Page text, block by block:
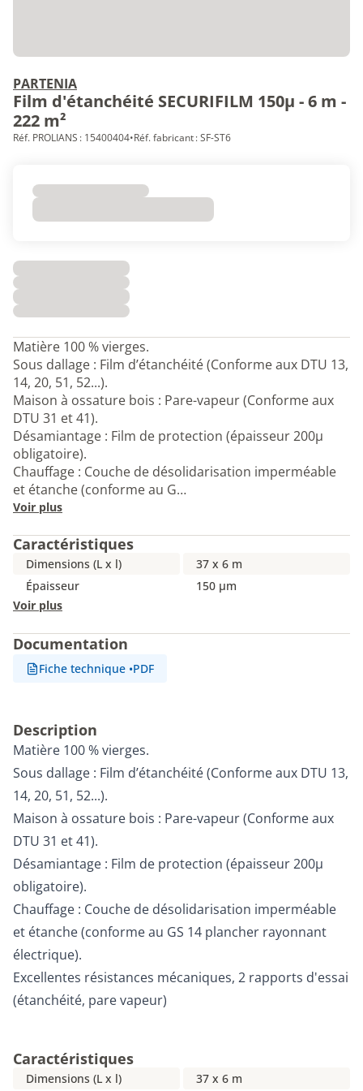
PARTENIA
Film d'étanchéité SECURIFILM 150µ - 6 m -
222 m²
Réf. PROLIANS : 15400404•Réf. fabricant : SF-ST6
Matière 100 % vierges.
Sous dallage : Film d’étanchéité (Conforme aux DTU 13,
14, 20, 51, 52...).
Maison à ossature bois : Pare-vapeur (Conforme aux
DTU 31 et 41).
Désamiantage : Film de protection (épaisseur 200µ
obligatoire).
Chauffage : Couche de désolidarisation imperméable
et étanche (conforme au G…
Voir plus
Caractéristiques
Dimensions (L x l)
37 x 6 m
Épaisseur
150 µm
Voir plus
Documentation
Fiche technique •PDF
Description
Matière 100 % vierges.
Sous dallage : Film d’étanchéité (Conforme aux DTU 13,
14, 20, 51, 52...).
Maison à ossature bois : Pare-vapeur (Conforme aux
DTU 31 et 41).
Désamiantage : Film de protection (épaisseur 200µ
obligatoire).
Chauffage : Couche de désolidarisation imperméable
et étanche (conforme au GS 14 plancher rayonnant
électrique).
Excellentes résistances mécaniques, 2 rapports d'essai
(étanchéité, pare vapeur)
Caractéristiques
Dimensions (L x l) 37 x 6 m